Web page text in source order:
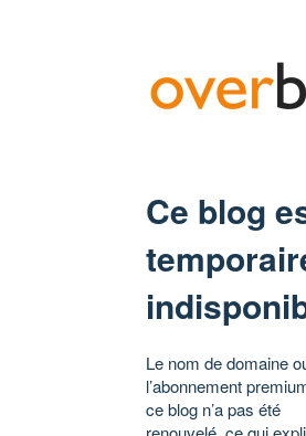
Ce blog
Le nom de domaine
l’abonnement
ce blog n’a pas été